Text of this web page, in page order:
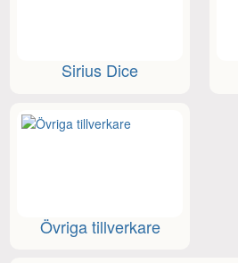
Sirius Dice
Övriga tillverkare